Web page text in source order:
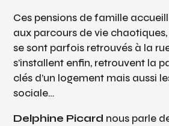
Ces pensions de famille
aux parcours de vie
se sont parfois retrouvés à la
s’installent enfin, retrouvent la
clés d’un logement mais aussi
sociale…
Delphine Picard nous parle